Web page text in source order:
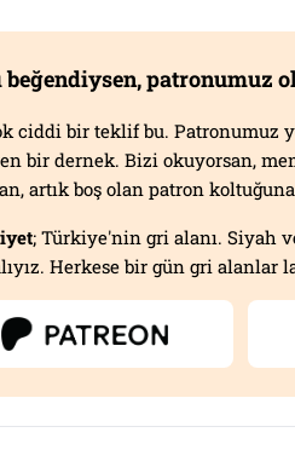
beğendiysen, patronumuz
ciddi bir teklif bu. Patronumuz
bir dernek. Bizi okuyorsan,
artık boş olan patron
; Türkiye'nin gri alanı. Siyah
Herkese bir gün gri alanlar